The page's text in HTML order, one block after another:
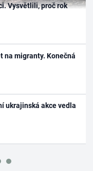
Vysvětlili, proč rok
na migranty. Konečná
ukrajinská akce vedla